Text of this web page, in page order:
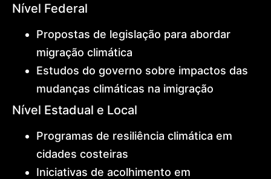
Nível Federal
Propostas de legislação para abordar
migração climática
Estudos do governo sobre impactos das
mudanças climáticas na imigração
Nível Estadual e Local
Programas de resiliência climática em
cidades costeiras
Iniciativas de acolhimento em